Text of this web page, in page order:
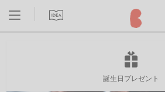
誕生日プレゼント